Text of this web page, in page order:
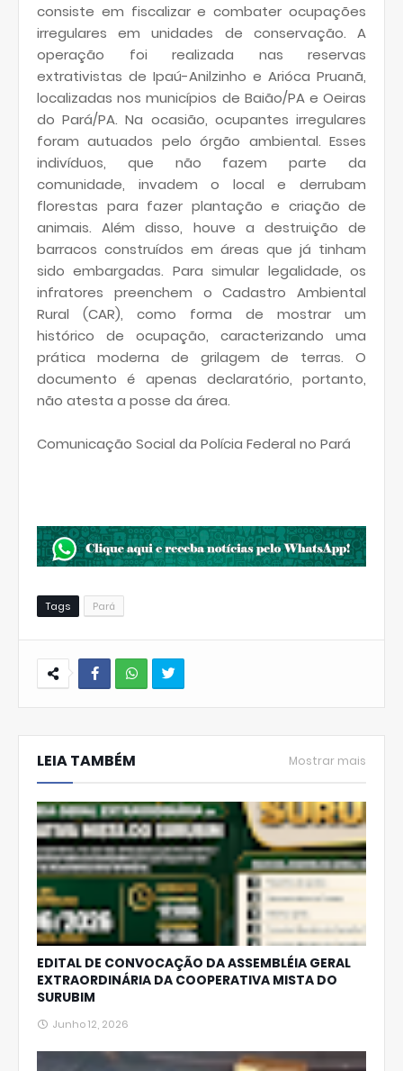
consiste em fiscalizar e combater ocupações
irregulares em unidades de conservação. A
operação foi realizada nas reservas
extrativistas de Ipaú-Anilzinho e Arióca Pruanã,
localizadas nos municípios de Baião/PA e Oeiras
do Pará/PA. Na ocasião, ocupantes irregulares
foram autuados pelo órgão ambiental. Esses
indivíduos, que não fazem parte da
comunidade, invadem o local e derrubam
florestas para fazer plantação e criação de
animais. Além disso, houve a destruição de
barracos construídos em áreas que já tinham
sido embargadas. Para simular legalidade, os
infratores preenchem o Cadastro Ambiental
Rural (CAR), como forma de mostrar um
histórico de ocupação, caracterizando uma
prática moderna de grilagem de terras. O
documento é apenas declaratório, portanto,
não atesta a posse da área.
Comunicação Social da Polícia Federal no Pará
Tags Pará
Ap
LEIA TAMBÉM Mostrar mais
EDITAL DE CONVOCAÇÃO DA ASSEMBLÉIA GERAL
EXTRAORDINÁRIA DA COOPERATIVA MISTA DO
SURUBIM
Junho 12, 2026